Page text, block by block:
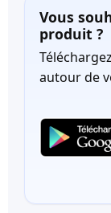
Vous
produit ?
Téléchargez
autour de